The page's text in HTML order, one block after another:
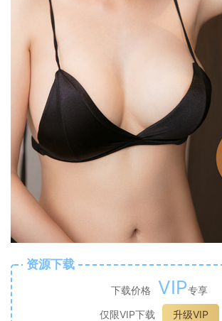
资源下载
下载价格 VIP专享
仅限VIP下载
升级VIP